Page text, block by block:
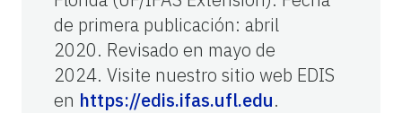
de primera publicación: abril
2020. Revisado en mayo de
2024. Visite nuestro sitio web EDIS
en https://edis.ifas.ufl.edu.